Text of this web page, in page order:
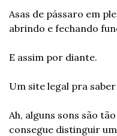
Asas de pássaro em
abrindo e fechando
E assim por diante.
Um site legal pra
Ah, alguns sons são
consegue distinguir